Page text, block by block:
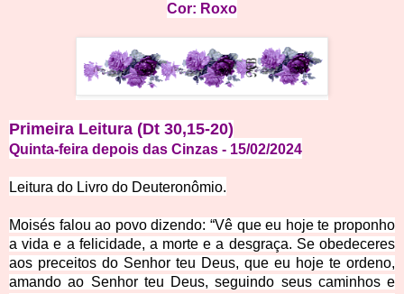
Cor: Roxo
Primeira Leitura (Dt 30,15-20)
Quinta-feira depois das Cinzas - 15/02/2024
Leitura do Livro do Deuteronômio.
Moisés falou ao povo dizendo: “Vê que eu hoje te proponho
a vida e a felicidade, a morte e a desgraça. Se obedeceres
aos preceitos do Senhor teu Deus, que eu hoje te ordeno,
amando ao Senhor teu Deus, seguindo seus caminhos e